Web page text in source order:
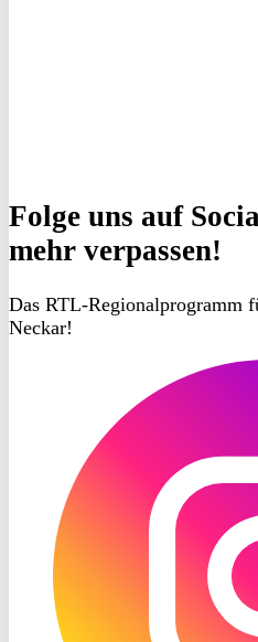
Folge uns auf
mehr verpassen!
Das RTL-Regionalprogramm
Neckar!
Instagram